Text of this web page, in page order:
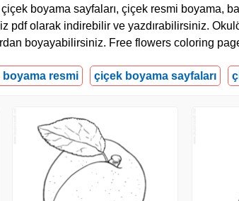
boyama sayfaları, çiçek resmi boyama,
pdf olarak indirebilir ve yazdırabilirsiniz.
boyayabilirsiniz. Free flowers coloring
boyama resmi çiçek boyama sayfaları